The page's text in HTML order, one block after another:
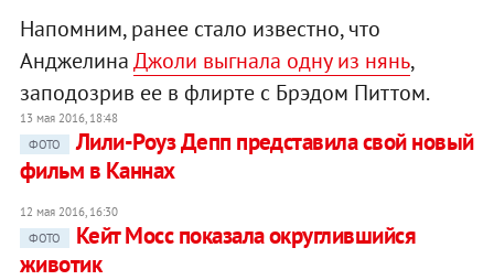
Напомним, ранее стало известно, что
АнджелинаДжоли выгнала одну из нянь,
заподозрив ее в флирте с Брэдом Питтом.
13 мая 2016, 18:48
ФОТО
Лили-Роуз Депп представила свой новый
фильм в Каннах
12 мая 2016, 16:30
ФОТО
Кейт Мосс показала округлившийся
животик